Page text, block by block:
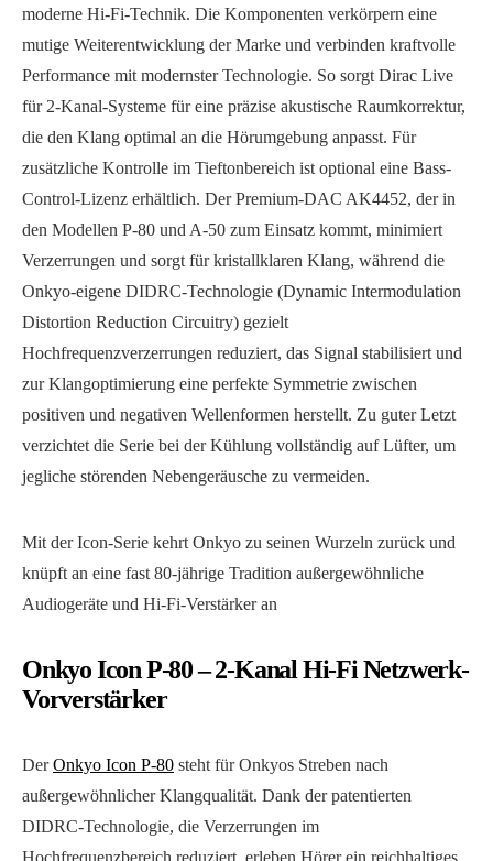
moderne Hi-Fi-Technik. Die Komponenten verkörpern eine
mutige Weiterentwicklung der Marke und verbinden kraftvolle
Performance mit modernster Technologie. So sorgt Dirac Live
für 2-Kanal-Systeme für eine präzise akustische Raumkorrektur,
die den Klang optimal an die Hörumgebung anpasst. Für
zusätzliche Kontrolle im Tieftonbereich ist optional eine Bass-
Control-Lizenz erhältlich. Der Premium-DAC AK4452, der in
den Modellen P-80 und A-50 zum Einsatz kommt, minimiert
Verzerrungen und sorgt für kristallklaren Klang, während die
Onkyo-eigene DIDRC-Technologie (Dynamic Intermodulation
Distortion Reduction Circuitry) gezielt
Hochfrequenzverzerrungen reduziert, das Signal stabilisiert und
zur Klangoptimierung eine perfekte Symmetrie zwischen
positiven und negativen Wellenformen herstellt. Zu guter Letzt
verzichtet die Serie bei der Kühlung vollständig auf Lüfter, um
jegliche störenden Nebengeräusche zu vermeiden.
Mit der Icon-Serie kehrt Onkyo zu seinen Wurzeln zurück und
knüpft an eine fast 80-jährige Tradition außergewöhnliche
Audiogeräte und Hi-Fi-Verstärker an
Onkyo Icon P-80 – 2-Kanal Hi-Fi Netzwerk-
Vorverstärker
DerOnkyo Icon P-80 steht für Onkyos Streben nach
außergewöhnlicher Klangqualität. Dank der patentierten
DIDRC-Technologie, die Verzerrungen im
Hochfrequenzbereich reduziert, erleben Hörer ein reichhaltiges,